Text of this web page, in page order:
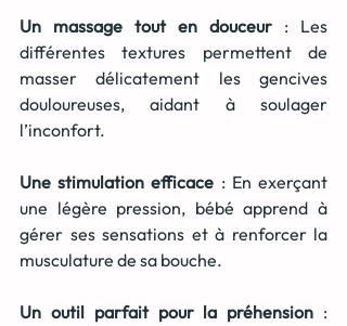
Un massage tout en douceur : Les
différentes textures permettent de
masser délicatement les gencives
douloureuses, aidant à soulager
l’inconfort.
Une stimulation efficace : En exerçant
une légère pression, bébé apprend à
gérer ses sensations et à renforcer la
musculature de sa bouche.
Un outil parfait pour la préhension :